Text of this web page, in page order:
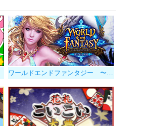
ワールドエンドファンタジー 〜選ばれし勇者